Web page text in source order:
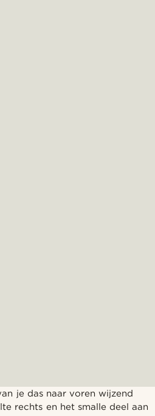
je das naar voren wijzend
rechts en het smalle deel aan